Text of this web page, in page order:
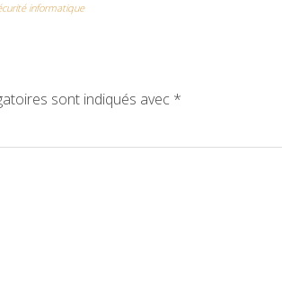
informatique
sont indiqués avec *